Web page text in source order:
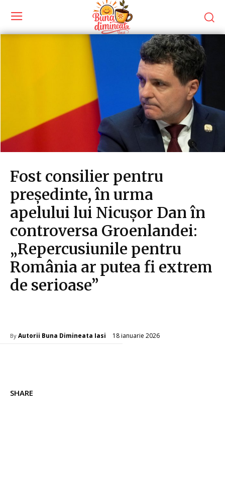
Fost consilier pentru
președinte, în urma
apelului lui Nicușor Dan în
controversa Groenlandei:
„Repercusiunile pentru
România ar putea fi extrem
de serioase”
By Autorii Buna Dimineata Iasi 18 ianuarie 2026
SHARE